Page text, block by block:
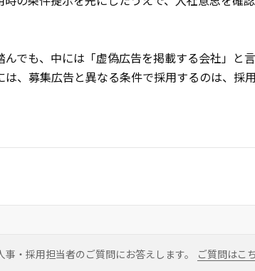
んでも、中には「虚偽広告を掲載する会社」と
は、募集広告と異なる条件で採用するのは、採
事・採用担当者のご質問にお答えします。 ご質問はこ